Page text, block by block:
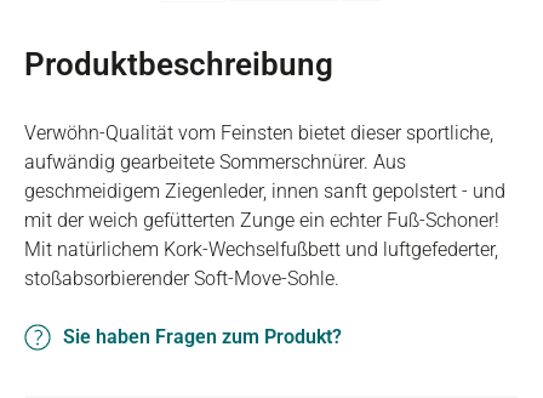
Produktbeschreibung
Verwöhn-Qualität vom Feinsten bietet dieser sportliche,
aufwändig gearbeitete Sommerschnürer. Aus
geschmeidigem Ziegenleder, innen sanft gepolstert - und
mit der weich gefütterten Zunge ein echter Fuß-Schoner!
Mit natürlichem Kork-Wechselfußbett und luftgefederter,
stoßabsorbierender Soft-Move-Sohle.
Sie haben Fragen zum Produkt?